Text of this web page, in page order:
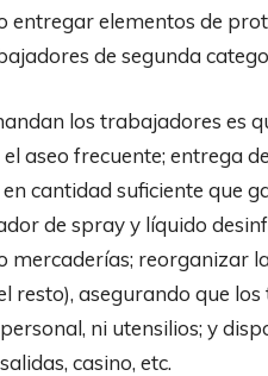
entregar elementos de
de segunda
los trabajadores es
aseo frecuente; entrega
cantidad suficiente que
de spray y líquido
mercaderías; reorganizar
resto), asegurando que
ni utensilios; y
casino, etc.